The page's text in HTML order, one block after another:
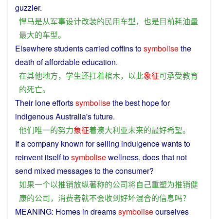
guzzler.
悍马是从军事设计改装的民用车型， 也是目前耗油量
最大的车型。
Elsewherestudentscarried coffinstosymbolisethe
death ofaffordableeducation.
在其他地方， 学生还扛着棺木， 以此象征可承受教育
的死亡。
Their loneeffortssymbolisethebest hopefor
indigenousAustralia'sfuture.
他们唯一的努力象征着澳大利亚未来的最好希望。
Ifacompany known forselling indulgencewantsto
reinvent itself tosymbolisewellness, does that not
send mixed messagestotheconsumer?
如果一个以推销放纵著称的公司将自己重塑为推销健
康的公司， 消费者就不会收到好坏混合的信息吗？
MEANING: Homes in dreamssymboliseourselves